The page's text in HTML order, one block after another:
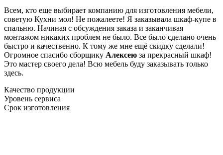
Всем, кто еще выбирает компанию для изготовления мебели,
советую Кухни мол! Не пожалеете! Я заказывала шкаф-купе в
спальню. Начиная с обсуждения заказа и заканчивая
монтажом никаких проблем не было. Все было сделано очень
быстро и качественно. К тому же мне ещё скидку сделали!
Огромное спасибо сборщику Алексею за прекрасный шкаф!
Это мастер своего дела! Всю мебель буду заказывать только
здесь.
Качество продукции
Уровень сервиса
Срок изготовления